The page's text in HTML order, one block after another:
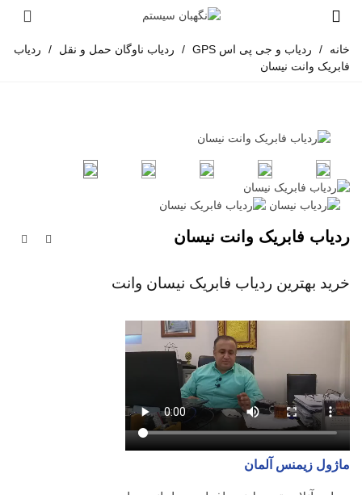
خانه / ردیاب و جی پی اس GPS / ردیاب ناوگان حمل و نقل /
ردیاب
فابریک وانت نیسان
ردیاب فابریک وانت نیسان
خرید بهترین ردیاب فابریک نیسان وانت
ماژول زیمنس آلمان